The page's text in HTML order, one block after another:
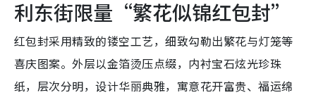
利东街限量“繁花似锦红包封”
红包封采用精致的镂空工艺，细致勾勒出繁花与灯笼等
喜庆图案。外层以金箔烫压点缀，内衬宝石炫光珍珠
纸，层次分明，设计华丽典雅，寓意花开富贵、福运绵